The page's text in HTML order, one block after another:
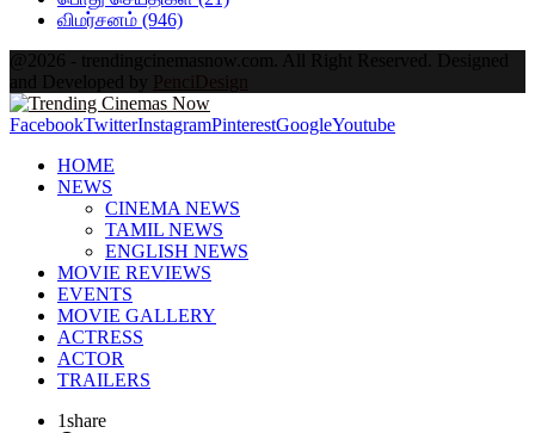
விமர்சனம் (946)
@2026 - trendingcinemasnow.com. All Right Reserved. Designed
and Developed by PenciDesign
FacebookTwitterInstagramPinterestGoogleYoutube
HOME
NEWS
CINEMA NEWS
TAMIL NEWS
ENGLISH NEWS
MOVIE REVIEWS
EVENTS
MOVIE GALLERY
ACTRESS
ACTOR
TRAILERS
1share